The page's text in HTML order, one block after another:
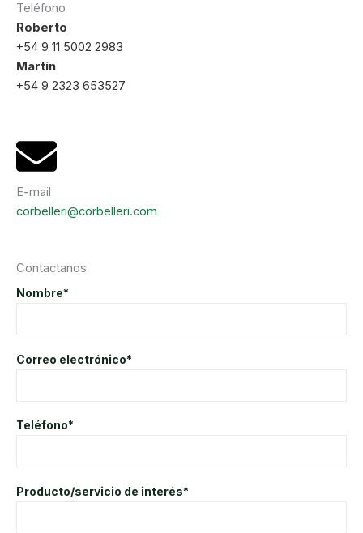
Teléfono
Roberto
+54 9 11 5002 2983
Martín
+54 9 2323 653527
E-mail
corbelleri@corbelleri.com
Contactanos
Nombre*
Correo electrónico*
Teléfono*
Producto/servicio de interés*